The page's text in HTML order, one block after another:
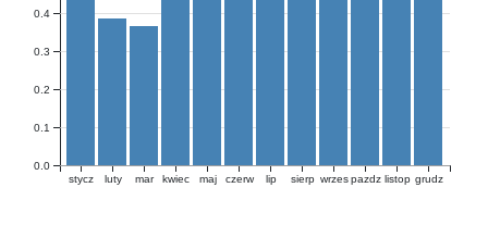
stycz luty mar kwiec maj czerw lip sierp wrzes pazdz listop grudz
0.0
0.1
0.2
0.3
0.4